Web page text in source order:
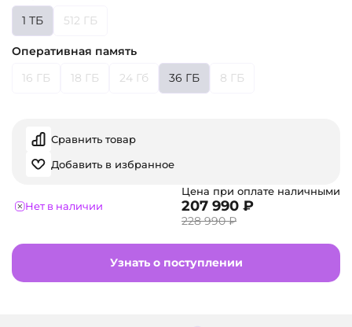
1 ТБ
512 ГБ
Оперативная память
16 ГБ
18 ГБ 24 Гб 36 ГБ 8 ГБ
Сравнить товар
Добавить в избранное
Нет в наличии
Цена при оплате наличными
207 990 ₽
228 990 ₽
Узнать о поступлении